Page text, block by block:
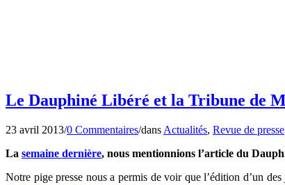
Article dans la Tribune de Montélimar du 18 avril 2013